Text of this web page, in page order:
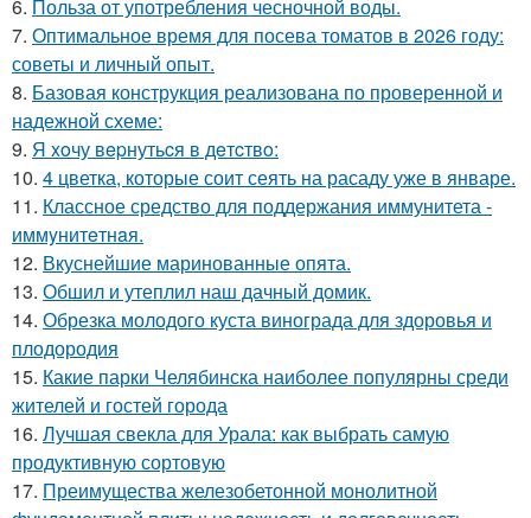
6. Польза от употребления чесночной воды.
7. Оптимальное время для посева томатов в 2026 году:
советы и личный опыт.
8. Базовая конструкция реализована по проверенной и
надежной схеме:
9. Я xoчу вepнутьcя в дeтcтвo:
10. 4 цветка, которые соит сеять на расаду уже в январе.
11. Классное средство для поддержания иммунитета -
иммyнитeтнaя.
12. Вкуснейшие маринованные опята.
13. Обшил и утеплил наш дачный домик.
14. Обрезка молодого куста винограда для здоровья и
плодородия
15. Какие парки Челябинска наиболее популярны среди
жителей и гостей города
16. Лучшая свекла для Урала: как выбрать самую
продуктивную сортовую
17. Преимущества железобетонной монолитной